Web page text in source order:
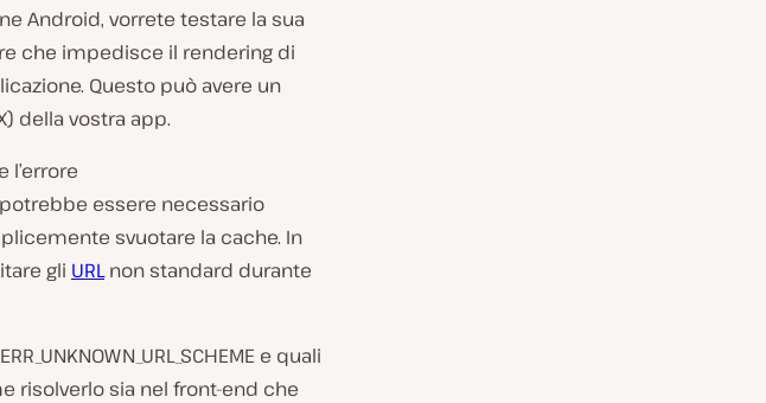
Android, vorrete testare la sua
che impedisce il rendering di
Questo può avere un
della vostra app.
l’errore
potrebbe essere necessario
svuotare la cache. In
gli URLnon standard durante
e quali
risolverlo sia nel front-end che